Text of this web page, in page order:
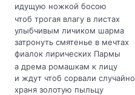
идущую ножкой босою
чтоб трогая влагу в листах
улыбчивым личиком шарма
затронуть смятенье в мечтах
фиалок лирических Пармы
а дрема ромашкам к лицу
и ждут чтоб сорвали случайно
храня золотую пыльцу